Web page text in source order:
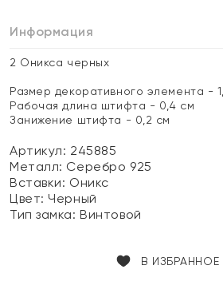
Информация
2 Оникса черных
Размер декоративного элемента -
Рабочая длина штифта - 0,4 см
Занижение штифта - 0,2 см
Артикул: 245885
Металл: Серебро 925
Вставки: Оникс
Цвет:Черный
Тип замка:Винтовой
В ИЗБРАННОЕ